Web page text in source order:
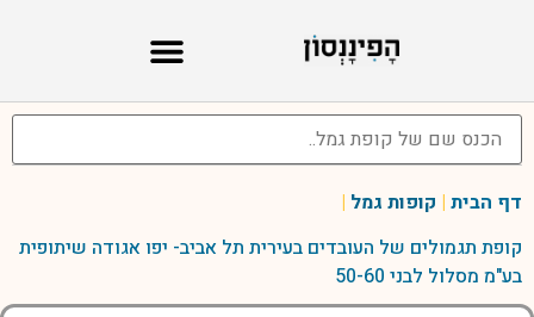
דף הבית | קופות גמל |
קופת תגמולים של העובדים בעירית תל אביב- יפו אגודה שיתופית
בע"מ מסלול לבני 50-60